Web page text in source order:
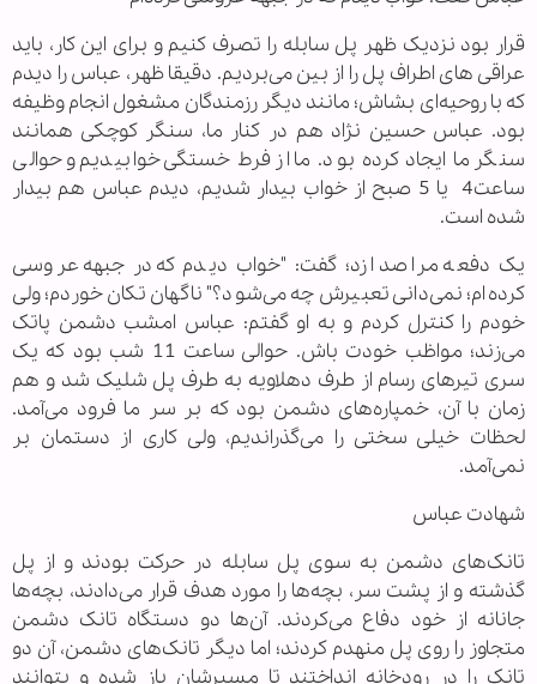
قرار بود نزدیک ظهر پل سابله را تصرف کنیم و برای این کار، باید
عراقی های اطراف پل را از بین می‌بردیم. دقیقا ظهر، عباس را دیدم
که با روحیه‌ای بشاش؛ مانند دیگر رزمندگان مشغول انجام وظیفه
بود.‏ ‏عباس حسین نژاد هم در کنار ما، سنگر کوچکی همانند
سنگر ما ایجاد کرده بود. ما از فرط خستگی خوابیدیم و حوالی
ساعت4 ‏ یا 5 ‏صبح از خواب بیدار شدیم، دیدم عباس هم بیدار
شده است.
یک دفعه مرا صدا زد؛ گفت: "خواب دیدم که در جبهه عروسی
کرده‌ام؛ نمی‌دانی تعبیرش چه می‌شود؟" ناگهان تکان خوردم؛ ولی
خودم را کنترل کردم و به او گفتم: عباس امشب دشمن پاتک
می‌زند؛ مواظب خودت باش. حوالی ساعت 11 شب بود ‏که یک
سری تیرهای رسام از طرف دهلاویه به طرف پل شلیک شد و هم
زمان با آن، خمپاره‌های دشمن بود که بر سر ما فرود می‌آمد.
لحظات خیلی سختی را می‌گذراندیم، ولی کاری از دستمان بر
نمی‌آمد.
شهادت عباس
تانک‌های دشمن به سوی پل سابله در حرکت بودند و از پل
گذشته و از پشت سر، بچه‌ها را مورد هدف قرار می‌دادند، بچه‌ها
جانانه از خود دفاع می‌کردند. آن‌ها دو دستگاه تانک دشمن
متجاوز را روی پل منهدم کردند؛ اما دیگر تانک‌های دشمن، آن دو
تانک را در رودخانه انداختند تا مسیرشان باز شده و بتوانند